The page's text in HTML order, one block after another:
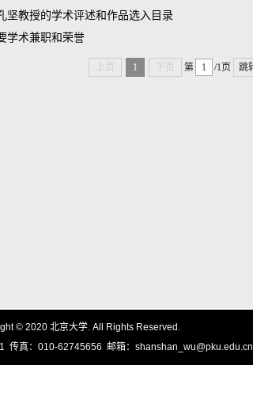
坚教授的学术评述和作品选入目录
学术兼职和荣誉
上页 1 下页 第 /1页 跳
© 2020 北京大学. All Rights Reserved.
传真：010-62745656 邮箱：shanshan_wu@pku.edu.cn